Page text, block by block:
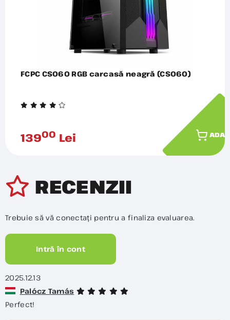
FCPC CS060 RGB carcasă neagră (CS060)
13900 Lei
RECENZII
Trebuie să vă conectați pentru a finaliza evaluarea.
Intră în cont
2025.12.13
Palócz Tamás
Perfect!